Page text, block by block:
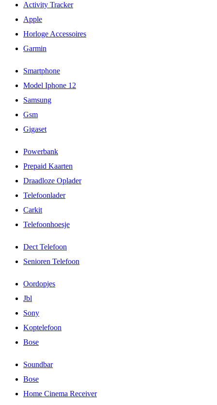
Activity Tracker
Apple
Horloge Accessoires
Garmin
Smartphone
Model Iphone 12
Samsung
Gsm
Gigaset
Powerbank
Prepaid Kaarten
Draadloze Oplader
Telefoonlader
Carkit
Telefoonhoesje
Dect Telefoon
Senioren Telefoon
Oordopjes
Jbl
Sony
Koptelefoon
Bose
Soundbar
Bose
Home Cinema Receiver